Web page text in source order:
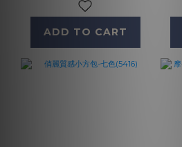
ADD TO CART